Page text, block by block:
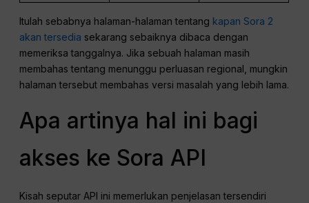
Itulah sebabnya halaman-halaman tentang kapan Sora 2
akan tersedia sekarang sebaiknya dibaca dengan
memeriksa tanggalnya. Jika sebuah halaman masih
membahas tentang menunggu perluasan regional, mungkin
halaman tersebut membahas versi masalah yang lebih lama.
Apa artinya hal ini bagi
akses ke Sora API
Kisah seputar API ini memerlukan penjelasan tersendiri